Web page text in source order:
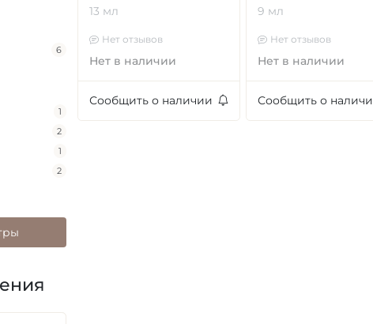
6
1
2
1
2
13 мл
Нет отзывов
Нет в наличии
Сообщить о наличии
9 мл
Нет отзывов
Нет в наличии
Сообщить о